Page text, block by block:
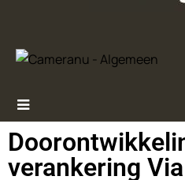
verankering